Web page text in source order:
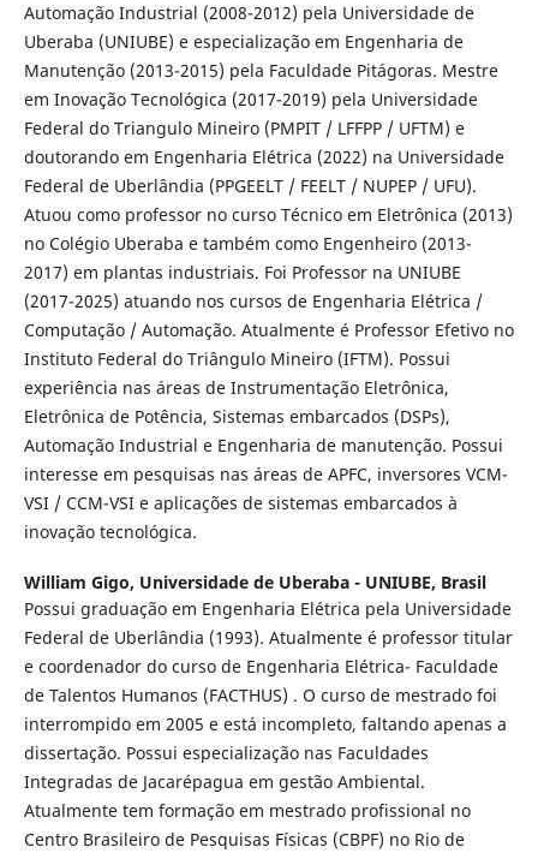
Automação Industrial (2008-2012) pela Universidade de
Uberaba (UNIUBE) e especialização em Engenharia de
Manutenção (2013-2015) pela Faculdade Pitágoras. Mestre
em Inovação Tecnológica (2017-2019) pela Universidade
Federal do Triangulo Mineiro (PMPIT / LFFPP / UFTM) e
doutorando em Engenharia Elétrica (2022) na Universidade
Federal de Uberlândia (PPGEELT / FEELT / NUPEP / UFU).
Atuou como professor no curso Técnico em Eletrônica (2013)
no Colégio Uberaba e também como Engenheiro (2013-
2017) em plantas industriais. Foi Professor na UNIUBE
(2017-2025) atuando nos cursos de Engenharia Elétrica /
Computação / Automação. Atualmente é Professor Efetivo no
Instituto Federal do Triângulo Mineiro (IFTM). Possui
experiência nas áreas de Instrumentação Eletrônica,
Eletrônica de Potência, Sistemas embarcados (DSPs),
Automação Industrial e Engenharia de manutenção. Possui
interesse em pesquisas nas áreas de APFC, inversores VCM-
VSI / CCM-VSI e aplicações de sistemas embarcados à
inovação tecnológica.
William Gigo, Universidade de Uberaba - UNIUBE, Brasil
Possui graduação em Engenharia Elétrica pela Universidade
Federal de Uberlândia (1993). Atualmente é professor titular
e coordenador do curso de Engenharia Elétrica- Faculdade
de Talentos Humanos (FACTHUS) . O curso de mestrado foi
interrompido em 2005 e está incompleto, faltando apenas a
dissertação. Possui especialização nas Faculdades
Integradas de Jacarépagua em gestão Ambiental.
Atualmente tem formação em mestrado profissional no
Centro Brasileiro de Pesquisas Físicas (CBPF) no Rio de